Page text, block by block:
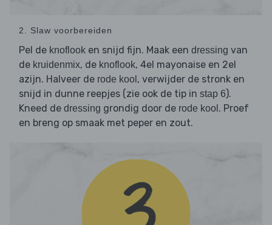
2. Slaw voorbereiden
Pel de knoflook en snijd fijn. Maak een dressing van
de kruidenmix, de knoflook, 4el mayonaise en 2el
azijn. Halveer de rode kool , verwijder de stronk en
snijd in dunne reepjes (zie ook de tip in stap 6).
Kneed de dressing grondig door de rode kool . Proef
en breng op smaak met peper en zout.